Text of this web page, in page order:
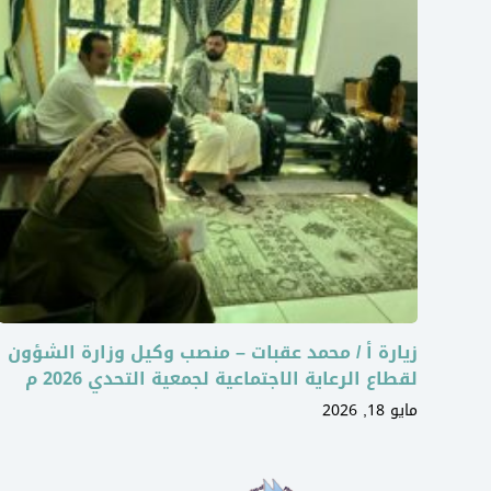
زيارة أ / محمد عقبات – منصب وكيل وزارة الشؤون
لقطاع الرعاية الاجتماعية لجمعية التحدي 2026 م
مايو 18, 2026